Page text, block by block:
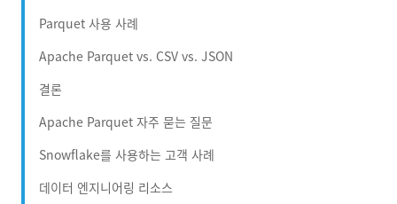
Parquet 사용 사례
Apache Parquet vs. CSV vs. JSON
결론
Apache Parquet 자주 묻는 질문
Snowflake를 사용하는 고객 사례
데이터 엔지니어링 리소스